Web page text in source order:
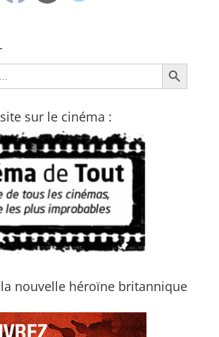
Search Button
sur le cinéma :
nouvelle héroïne britannique